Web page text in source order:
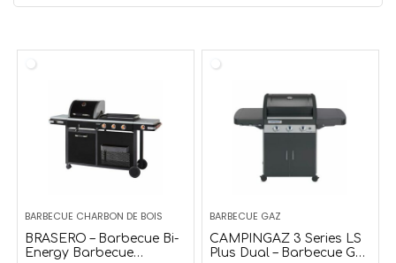
DOC194 Plancha Gaz en
210,90€
Plancha Electrique
169,99€ 139,99€
Offre temporaire
BARBECUE CHARBON DE BOIS
BRASERO – Barbecue Bi-
Energy Barbecue
BARBECUE GAZ
CAMPINGAZ 3 Series LS
Plus Dual – Barbecue Gaz